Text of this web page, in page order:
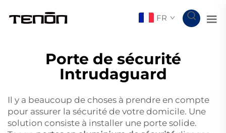
FR
Porte de sécurité
Intrudaguard
Il y a beaucoup de choses à prendre en compte
pour assurer la sécurité de votre domicile. Une
solution consiste à installer une porte solide.